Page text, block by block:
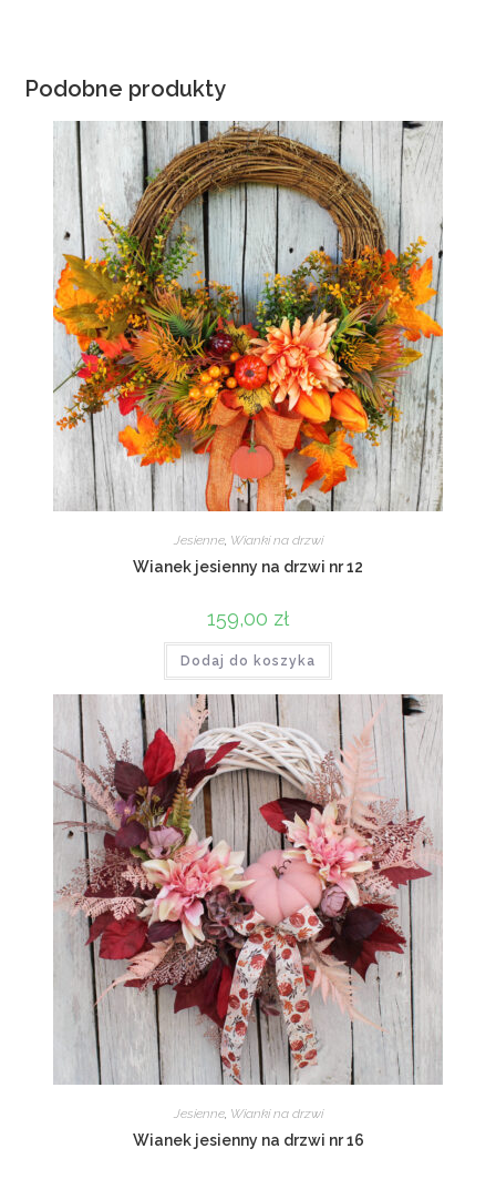
Podobne produkty
Jesienne, Wianki na drzwi
Wianek jesienny na drzwi nr 12
159,00 zł
Dodaj do koszyka
Jesienne, Wianki na drzwi
Wianek jesienny na drzwi nr 16